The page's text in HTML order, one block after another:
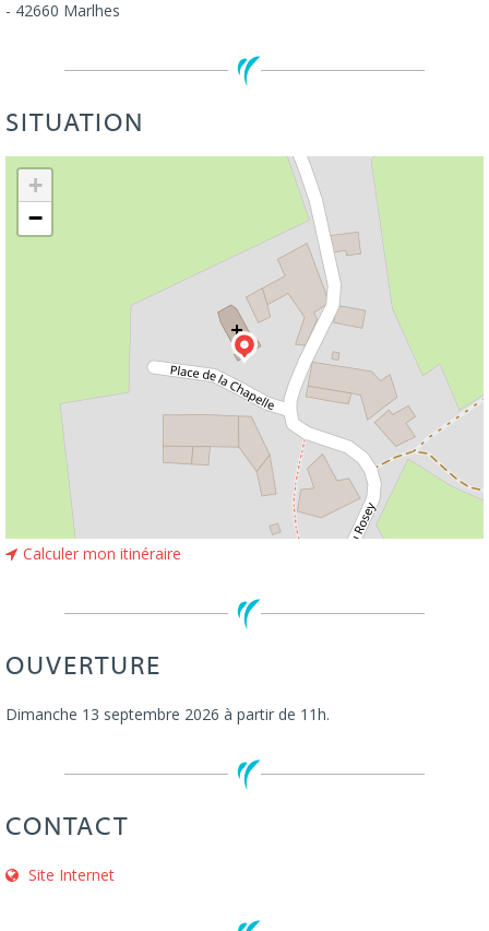
- 42660 Marlhes
SITUATION
+
−
Calculer mon itinéraire
OUVERTURE
Dimanche 13 septembre 2026 à partir de 11h.
CONTACT
Site Internet